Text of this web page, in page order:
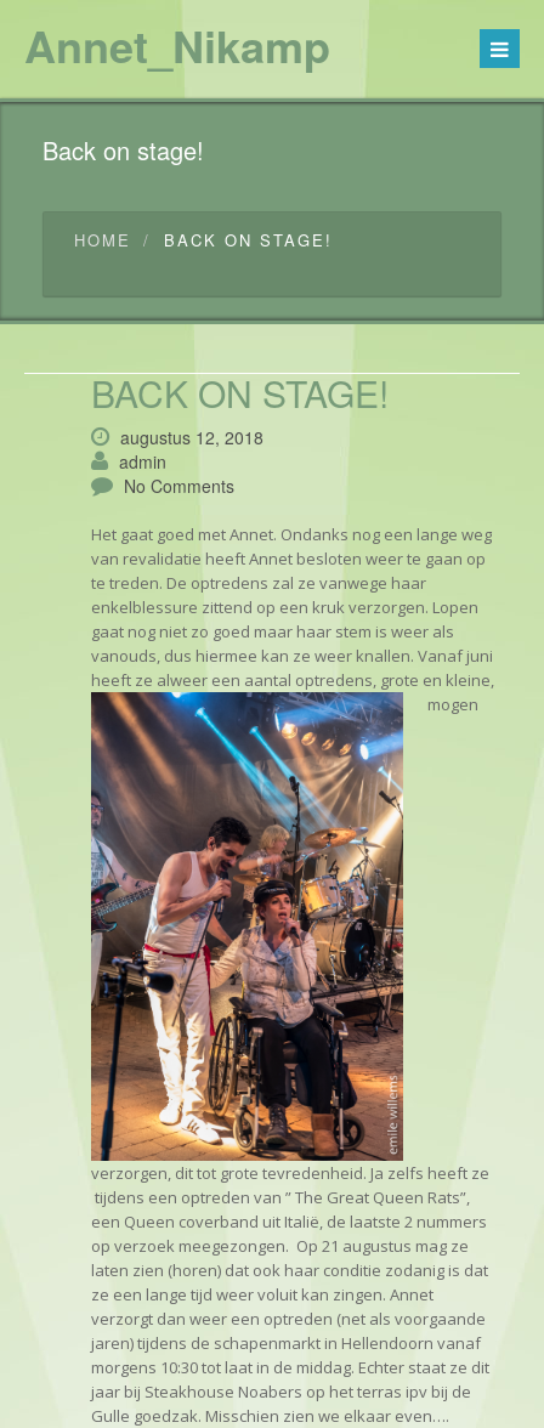
Annet_Nikamp
Back on stage!
HOME BACK ON STAGE!
BACK ON STAGE!
augustus 12, 2018
admin
No Comments
Het gaat goed met Annet. Ondanks nog een lange weg
van revalidatie heeft Annet besloten weer te gaan op
te treden. De optredens zal ze vanwege haar
enkelblessure zittend op een kruk verzorgen. Lopen
gaat nog niet zo goed maar haar stem is weer als
vanouds, dus hiermee kan ze weer knallen. Vanaf juni
heeft ze alweer een aantal optredens, grote en kleine,
mogen
verzorgen, dit tot grote tevredenheid. Ja zelfs heeft ze
tijdens een optreden van ” The Great Queen Rats”,
een Queen coverband uit Italië, de laatste 2 nummers
op verzoek meegezongen. Op 21 augustus mag ze
laten zien (horen) dat ook haar conditie zodanig is dat
ze een lange tijd weer voluit kan zingen. Annet
verzorgt dan weer een optreden (net als voorgaande
jaren) tijdens de schapenmarkt in Hellendoorn vanaf
morgens 10:30 tot laat in de middag. Echter staat ze dit
jaar bij Steakhouse Noabers op het terras ipv bij de
Gulle goedzak. Misschien zien we elkaar even….